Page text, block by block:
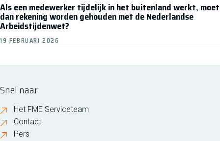
Als een medewerker tijdelijk in het buitenland werkt, moet
dan rekening worden gehouden met de Nederlandse
Arbeidstijdenwet?
19 FEBRUARI 2026
Snel naar
Het FME Serviceteam
Contact
Pers